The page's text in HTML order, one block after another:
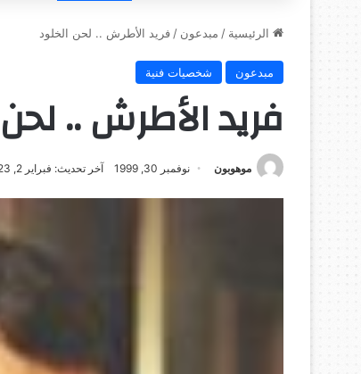
الرئيسية / مبدعون / فريد الأطرش .. لحن الخلود
مبدعون شخصيات فنية
فريد الأطرش ..
موهوبون نوفمبر 30, 1999 آخر تحديث: فبراير 2, 2023